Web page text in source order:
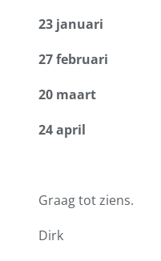
23 januari
27 februari
20 maart
24 april
Graag tot ziens.
Dirk